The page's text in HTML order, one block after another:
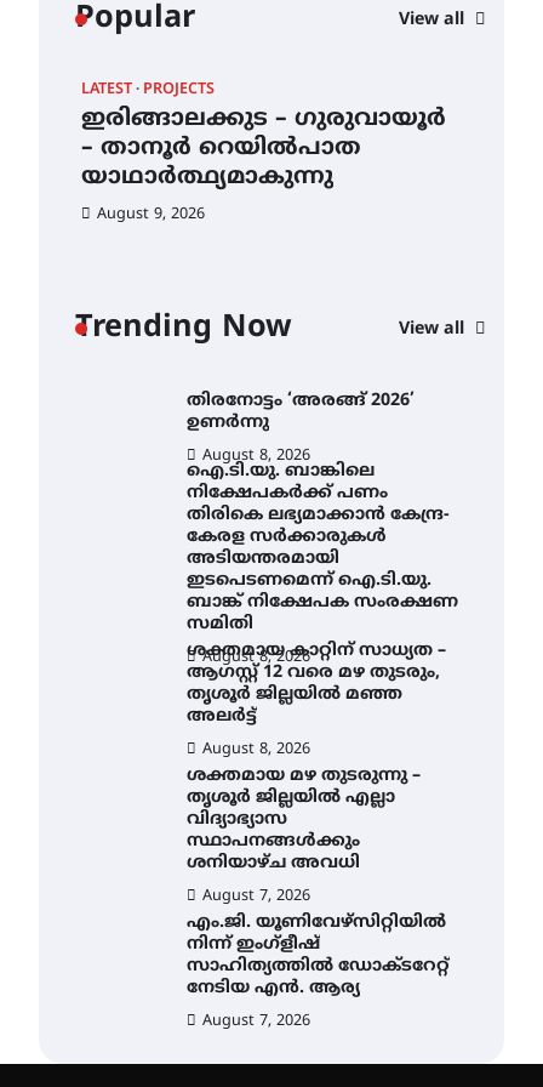
Popular View all
LATEST PROJECTS
ഇരിങ്ങാലക്കുട – ഗുരുവായൂർ
– താനൂർ റെയിൽപാത
യാഥാർത്ഥ്യമാകുന്നു
August 9, 2026
Trending Now View all
സ്ഥാപനങ്ങൾക്കും
August 7, 2026
എം.ജി. യൂണിവേഴ്‌സിറ്റിയിൽ
നിന്ന് ഇംഗ്ളീഷ്
സാഹിത്യത്തിൽ ഡോക്ടറേറ്റ്
നേടിയ എൻ. ആര്യ
August 7, 2026
August 9, 2026
തിരനോട്ടം ‘അരങ്ങ് 2026’
ഉണർന്നു
August 8, 2026
ഐ.ടി.യു. ബാങ്കിലെ
നിക്ഷേപകർക്ക് പണം
തിരികെ ലഭ്യമാക്കാൻ കേന്ദ്ര-
കേരള സർക്കാരുകൾ
അടിയന്തരമായി
ഇടപെടണമെന്ന് ഐ.ടി.യു.
ബാങ്ക് നിക്ഷേപക സംരക്ഷണ
സമിതി
August 8, 2026
ശക്തമായ കാറ്റിന് സാധ്യത –
ആഗസ്റ്റ് 12 വരെ മഴ തുടരും,
തൃശൂർ ജില്ലയിൽ മഞ്ഞ
അലർട്ട്
August 8, 2026
ശക്തമായ മഴ തുടരുന്നു –
തൃശൂർ ജില്ലയിൽ എല്ലാ
വിദ്യാഭ്യാസ
സ്ഥാപനങ്ങൾക്കും
ശനിയാഴ്ച അവധി
August 7, 2026
എം.ജി. യൂണിവേഴ്‌സിറ്റിയിൽ
നിന്ന് ഇംഗ്ളീഷ്
സാഹിത്യത്തിൽ ഡോക്ടറേറ്റ്
നേടിയ എൻ. ആര്യ
August 7, 2026
ഇരിങ്ങാലക്കുട – ഗുരുവായൂർ